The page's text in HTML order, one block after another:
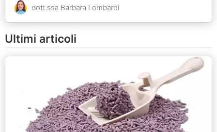
dott.ssa Barbara Lombardi
Ultimi articoli